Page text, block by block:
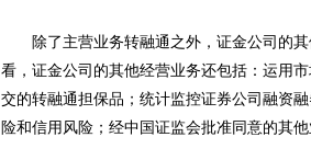
除了主营业务转融通之外，证金公司的其
看，证金公司的其他经营业务还包括：运用
交的转融通担保品；统计监控证券公司融资
险和信用风险；经中国证监会批准同意的其他